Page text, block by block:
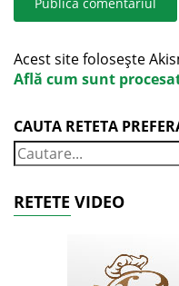
Acest site folosește
Află cum sunt
CAUTA RETETA
RETETE VIDEO